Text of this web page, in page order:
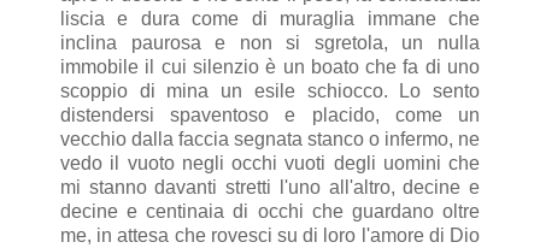
liscia e dura come di muraglia immane che
inclina paurosa e non si sgretola, un nulla
immobile il cui silenzio è un boato che fa di uno
scoppio di mina un esile schiocco. Lo sento
distendersi spaventoso e placido, come un
vecchio dalla faccia segnata stanco o infermo, ne
vedo il vuoto negli occhi vuoti degli uomini che
mi stanno davanti stretti l'uno all'altro, decine e
decine e centinaia di occhi che guardano oltre
me, in attesa che rovesci su di loro l'amore di Dio